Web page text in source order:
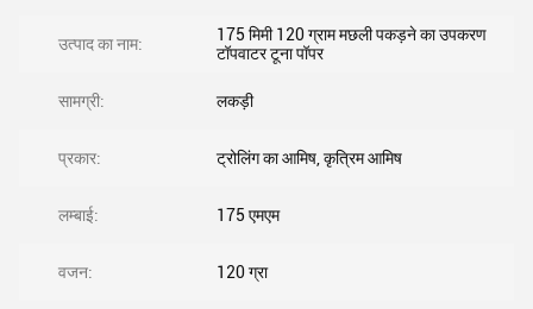
उत्पाद का नाम:
175 मिमी 120 ग्राम मछली पकड़ने का उपकरण
टॉपवाटर टूना पॉपर
सामग्री: लकड़ी
प्रकार: ट्रोलिंग का आमिष, कृत्रिम आमिष
लम्बाई: 175 एमएम
वजन: 120 ग्रा